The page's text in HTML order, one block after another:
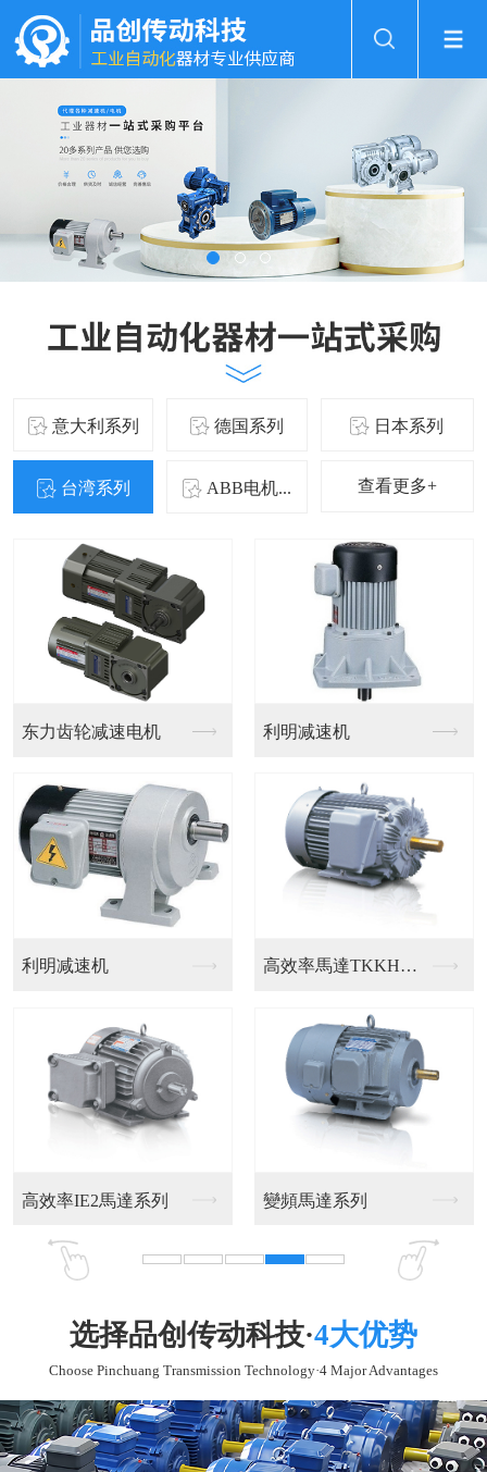
意大利系列 德国系列 日本系列
台湾系列 ABB电机... 查看更多+
ABB电机 ABB电机
选择品创传动科技·4大优势
Choose Pinchuang Transmission Technology·4 Major Advantages
业，为广大客户提供一站式工业自动化器材专业供应商。
厂家直供销售，免去批发商、代理商等中间利益叠加，
优化产品结构和生产流程，保证质量同时节省生产成本。